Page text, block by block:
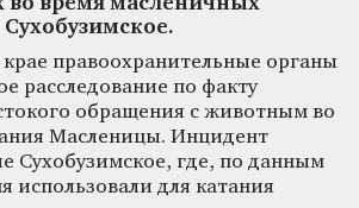
Сухобузимское.
правоохранительные органы
расследование по факту
обращения с животным во
Масленицы. Инцидент
Сухобузимское, где, по данным
использовали для катания